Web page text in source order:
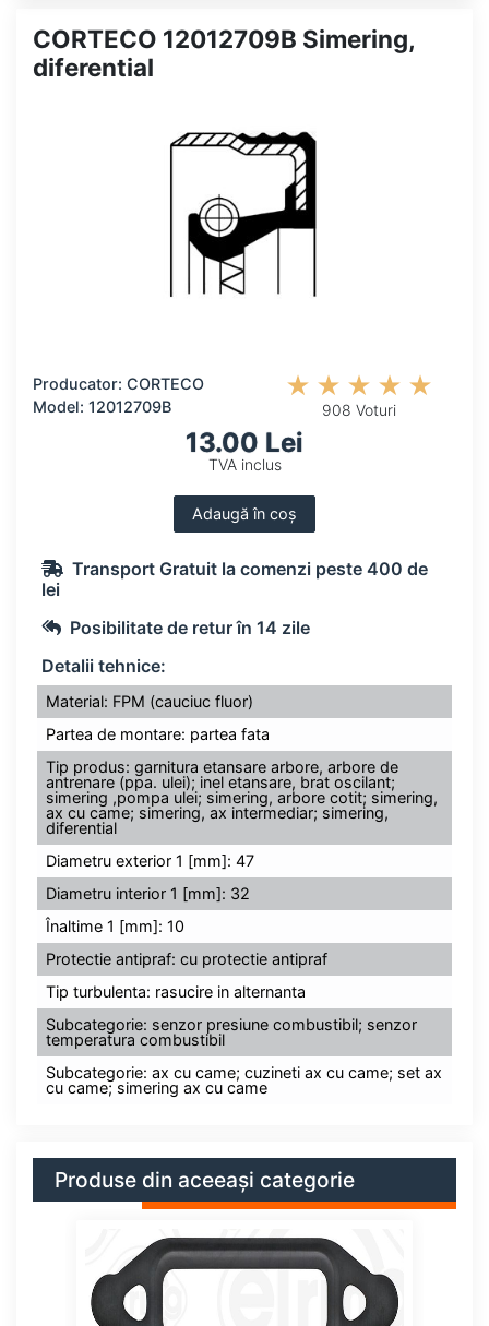
CORTECO 12012709B Simering,
diferential
Producator: CORTECO
Model: 12012709B
908 Voturi
13.00 Lei
TVA inclus
Adaugă în coș
Transport Gratuit la comenzi peste 400 de
lei
Posibilitate de retur în 14 zile
Detalii tehnice:
Material: FPM (cauciuc fluor)
Partea de montare: partea fata
Tip produs: garnitura etansare arbore, arbore de
antrenare (ppa. ulei); inel etansare, brat oscilant;
simering ,pompa ulei; simering, arbore cotit; simering,
ax cu came; simering, ax intermediar; simering,
diferential
Diametru exterior 1 [mm]: 47
Diametru interior 1 [mm]: 32
Înaltime 1 [mm]: 10
Protectie antipraf: cu protectie antipraf
Tip turbulenta: rasucire in alternanta
Subcategorie: senzor presiune combustibil; senzor
temperatura combustibil
Subcategorie: ax cu came; cuzineti ax cu came; set ax
cu came; simering ax cu came
Produse din aceeași categorie